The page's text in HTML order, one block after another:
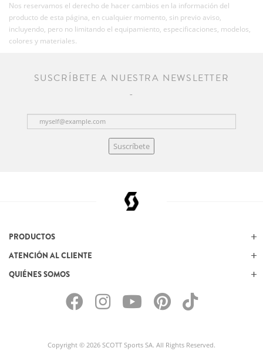
Nos reservamos el derecho de hacer cambios en la información del
producto de esta página, en cualquier momento, sin previo aviso,
incluyendo, pero no limitando el equipamiento, especificaciones, modelos,
colores y materiales.
SUSCRÍBETE A NUESTRA NEWSLETTER
Suscríbete
PRODUCTOS
ATENCIÓN AL CLIENTE
QUIÉNES SOMOS
Copyright © 2026 SCOTT Sports SA. All Rights Reserved.